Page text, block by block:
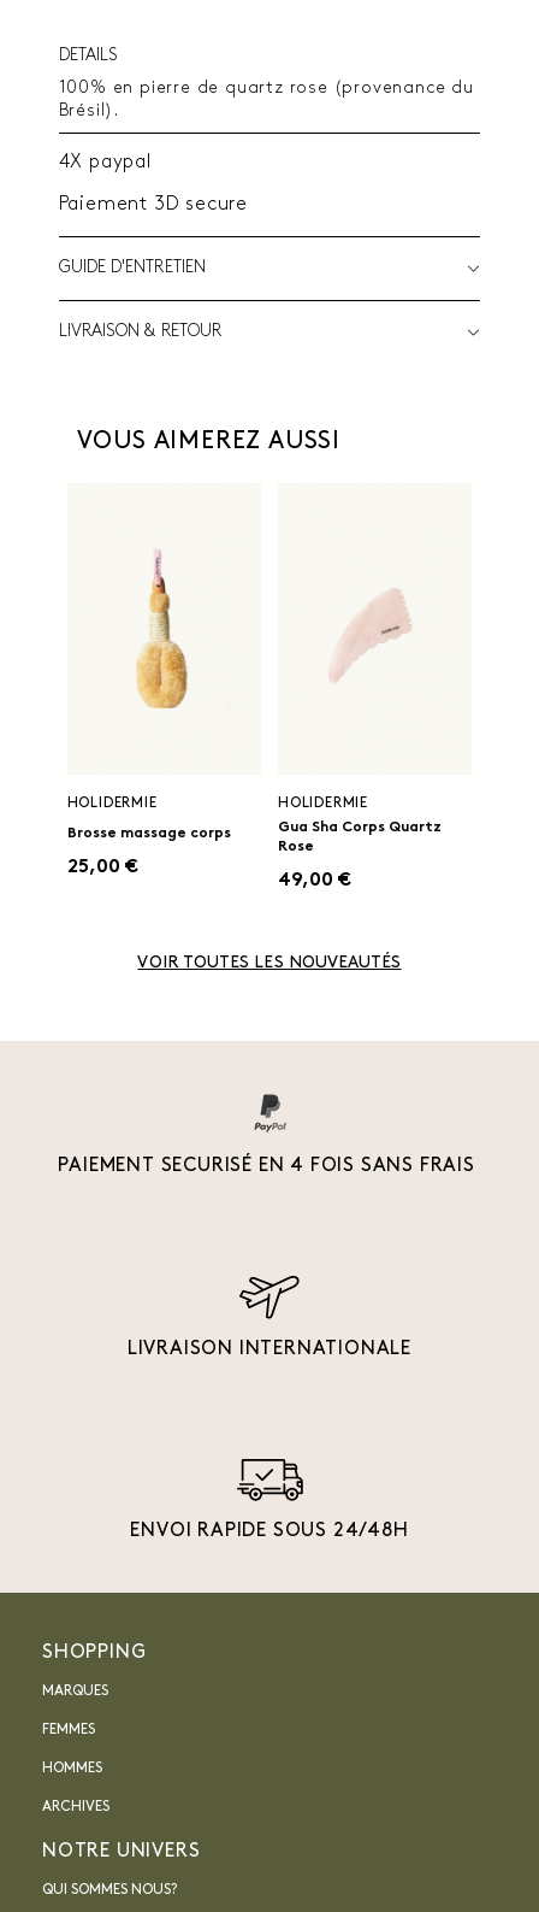
DETAILS
100% en pierre de quartz rose (provenance du
Brésil).
4X paypal
Paiement 3D secure
GUIDE D'ENTRETIEN
LIVRAISON & RETOUR
VOUS AIMEREZ AUSSI
HOLIDERMIE
Brosse massage corps
25,00 €
HOLIDERMIE
Gua Sha Corps Quartz
Rose
49,00 €
VOIR TOUTES LES NOUVEAUTÉS
PAIEMENT SECURISÉ EN 4 FOIS SANS FRAIS
LIVRAISON INTERNATIONALE
ENVOI RAPIDE SOUS 24/48H
SHOPPING
MARQUES
FEMMES
HOMMES
ARCHIVES
NOTRE UNIVERS
QUI SOMMES NOUS?